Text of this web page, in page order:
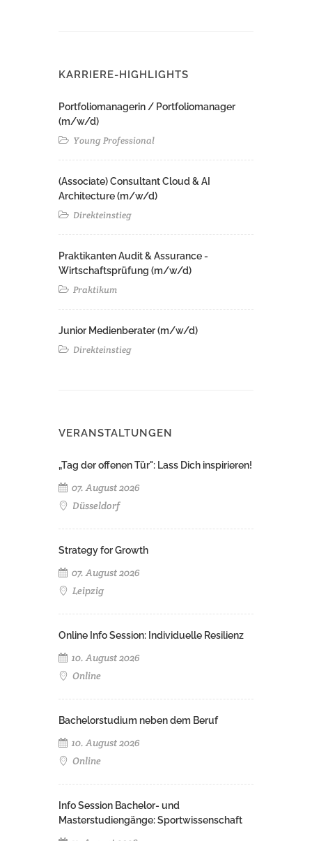
KARRIERE-HIGHLIGHTS
Portfoliomanagerin / Portfoliomanager
(m/w/d)
Young Professional
(Associate) Consultant Cloud & AI
Architecture (m/w/d)​ ​
Direkteinstieg
Praktikanten Audit & Assurance -
Wirtschaftsprüfung (m/w/d)
Praktikum
Junior Medienberater (m/w/d)
Direkteinstieg
VERANSTALTUNGEN
„Tag der offenen Tür": Lass Dich inspirieren!
07. August 2026
Düsseldorf
Strategy for Growth
07. August 2026
Leipzig
Online Info Session: Individuelle Resilienz
10. August 2026
Online
Bachelorstudium neben dem Beruf
10. August 2026
Online
Info Session Bachelor- und
Masterstudiengänge: Sportwissenschaft